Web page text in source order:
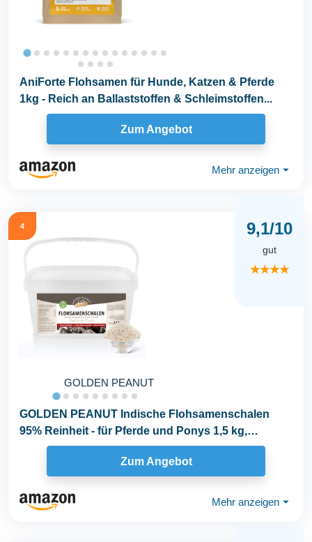
AniForte Flohsamen für Hunde, Katzen & Pferde
1kg - Reich an Ballaststoffen & Schleimstoffen...
Zum Angebot
Mehr anzeigen ⏷
4
GOLDEN PEANUT
9,1/10
gut
★★★★
GOLDEN PEANUT Indische Flohsamenschalen
95% Reinheit - für Pferde und Ponys 1,5 kg,
Darmsanierung...
Zum Angebot
Mehr anzeigen ⏷